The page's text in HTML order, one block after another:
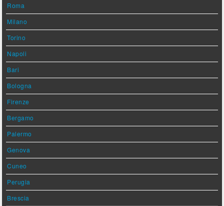
Roma
Milano
Torino
Napoli
Bari
Bologna
Firenze
Bergamo
Palermo
Genova
Cuneo
Perugia
Brescia